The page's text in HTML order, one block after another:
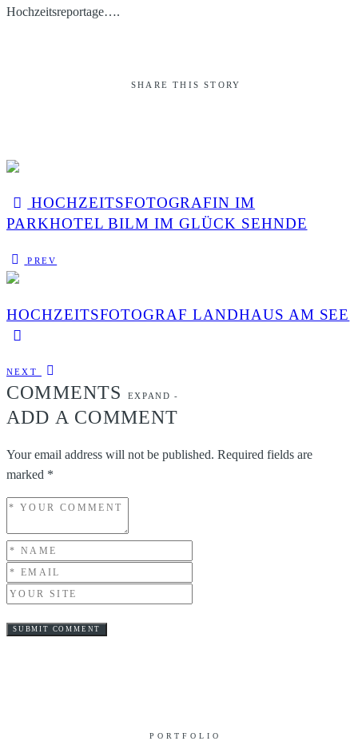
Hochzeitsreportage….
SHARE THIS STORY
HOCHZEITSFOTOGRAFIN IM
PARKHOTEL BILM IM GLÜCK SEHNDE
PREV
HOCHZEITSFOTOGRAF LANDHAUS AM SEE
NEXT
COMMENTS EXPAND -
ADD A COMMENT
Your email address will not be published. Required fields are
marked *
PORTFOLIO